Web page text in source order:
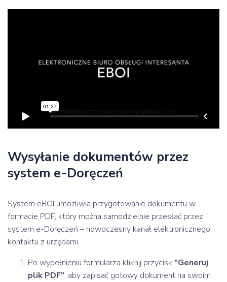
Wysyłanie dokumentów przez
system e-Doręczeń
System eBOI umożliwia przygotowanie dokumentu w
formacie PDF, który można samodzielnie przesłać przez
system e-Doręczeń – nowoczesny kanał elektronicznego
kontaktu z urzędami.
Po wypełnieniu formularza kliknij przycisk"Generuj
plik PDF", aby zapisać gotowy dokument na swoim